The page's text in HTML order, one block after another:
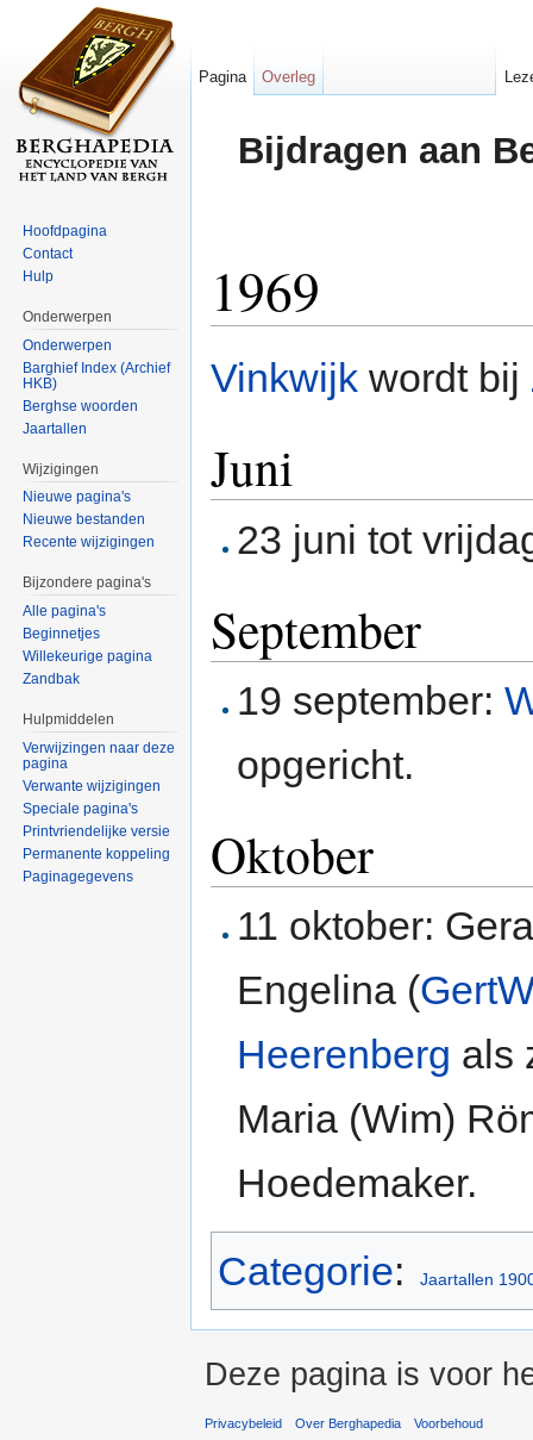
Bijdragen aan
1969
Vinkwijk wordt bij
Juni
23 juni tot
September
19 september:
opgericht.
Oktober
11 oktober:
Engelina (
Heerenberg als
Maria (Wim)
Hoedemaker.
Categorie: Jaartallen
Pagina Overleg
Hoofdpagina
Contact
Hulp
Onderwerpen
Onderwerpen
Barghief Index (Archief
HKB)
Berghse woorden
Jaartallen
Wijzigingen
Nieuwe pagina's
Nieuwe bestanden
Recente wijzigingen
Bijzondere pagina's
Alle pagina's
Beginnetjes
Willekeurige pagina
Zandbak
Hulpmiddelen
Verwijzingen naar deze
pagina
Verwante wijzigingen
Speciale pagina's
Printvriendelijke versie
Permanente koppeling
Paginagegevens
Deze pagina is voor
Privacybeleid Over Berghapedia Voorbehoud